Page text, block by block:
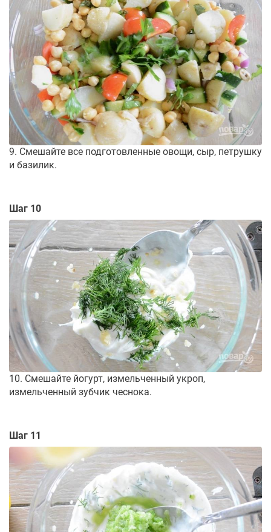
9. Смешайте все подготовленные овощи, сыр, петрушку
и базилик.
Шаг 10
10. Смешайте йогурт, измельченный укроп,
измельченный зубчик чеснока.
Шаг 11